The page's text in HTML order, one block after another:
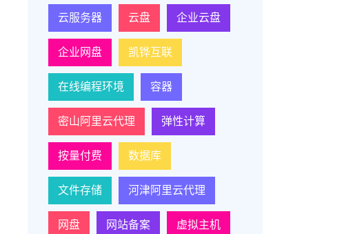
云服务器 云盘 企业云盘
企业网盘 凯铧互联
在线编程环境 容器
密山阿里云代理 弹性计算
按量付费 数据库
文件存储 河津阿里云代理
网盘 网站备案 虚拟主机